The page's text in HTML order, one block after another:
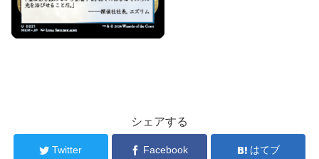
シェアする
Twitter Facebook はてブ